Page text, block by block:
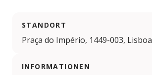
STANDORT
Praça do Império, 1449-003, Lisboa
INFORMATIONEN